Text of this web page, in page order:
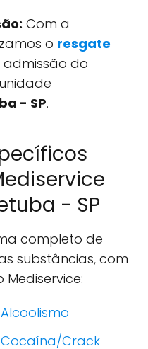
Com a
o resgate
admissão do
- SP.
- SP
completo de
substâncias, com
Crack